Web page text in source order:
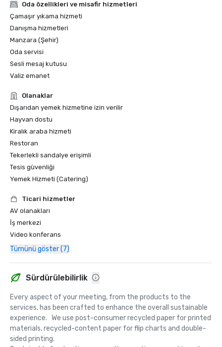
Oda özellikleri ve misafir hizmetleri
Çamaşır yıkama hizmeti
Danışma hizmetleri
Manzara (Şehir)
Oda servisi
Sesli mesaj kutusu
Valiz emanet
Olanaklar
Dışarıdan yemek hizmetine izin verilir
Hayvan dostu
Kiralık araba hizmeti
Restoran
Tekerlekli sandalye erişimli
Tesis güvenliği
Yemek Hizmeti (Catering)
Ticari hizmetler
AV olanakları
İş merkezi
Video konferans
Tümünü göster (7)
Sürdürülebilirlik
Every aspect of your meeting, from the products to the
services, has been crafted to enhance the overall sustainable
experience.   We use post-consumer recycled paper for printed
materials, recycled-content paper for flip charts and double-
sided printing.